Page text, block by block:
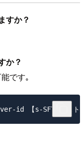
すか？
か？
です｡